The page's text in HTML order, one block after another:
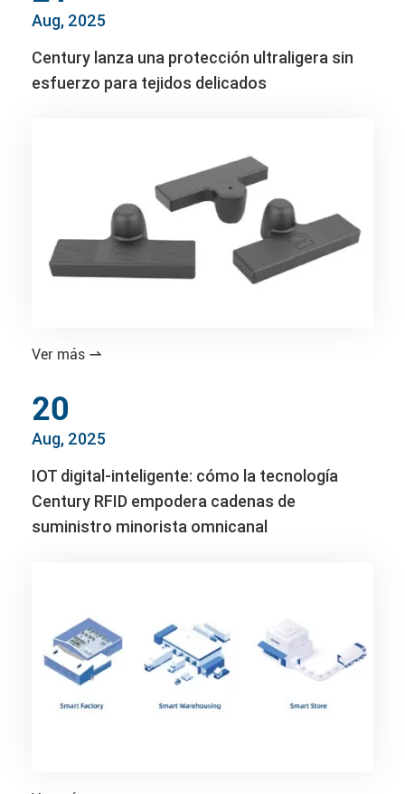
Aug, 2025
Century lanza una protección ultraligera sin
esfuerzo para tejidos delicados
Ver más 
20
Aug, 2025
IOT digital-inteligente: cómo la tecnología
Century RFID empodera cadenas de
suministro minorista omnicanal